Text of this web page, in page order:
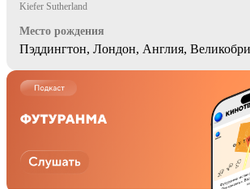
Kiefer Sutherland
Место рождения
Пэддингтон, Лондон, Англия,